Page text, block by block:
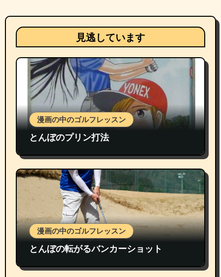
見逃しています
漫画の中のゴルフレッスン
とんぼのプリン打法
漫画の中のゴルフレッスン
とんぼの転がるバンカーショット